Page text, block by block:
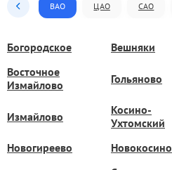
ВАО ЦАО САО
Богородское Вешняки
Восточное
Измайлово
Гольяново
Измайлово
Косино-
Ухтомский
Новогиреево Новокосино